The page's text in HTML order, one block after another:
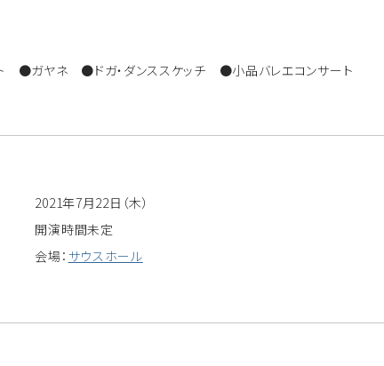
●ガヤネ ●ドガ・ダンススケッチ ●小品バレエコンサート
2021年7月22日（木）
開演時間未定
会場： サウスホール